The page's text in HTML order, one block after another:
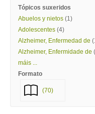
Tópicos suxeridos
Abuelos y nietos (1)
Adolescentes (4)
Alzheimer, Enfermedad de
Alzheimer, Enfermidade de
máis ...
Formato
(70)